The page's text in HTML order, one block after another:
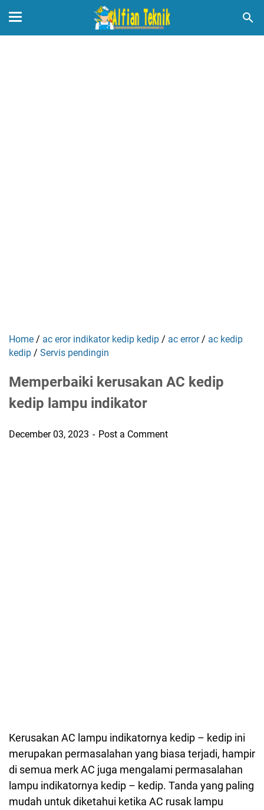
Home / ac eror indikator kedip kedip / ac error / ac kedip
kedip / Servis pendingin
Memperbaiki kerusakan AC kedip
kedip lampu indikator
December 03, 2023 Post a Comment
Kerusakan AC lampu indikatornya kedip – kedip ini
merupakan permasalahan yang biasa terjadi, hampir
di semua merk AC juga mengalami permasalahan
lampu indikatornya kedip – kedip. Tanda yang paling
mudah untuk diketahui ketika AC rusak lampu